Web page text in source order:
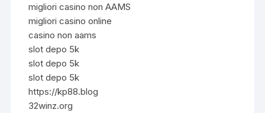
migliori casino non AAMS
migliori casino online
casino non aams
slot depo 5k
slot depo 5k
slot depo 5k
https://kp88.blog
32winz.org